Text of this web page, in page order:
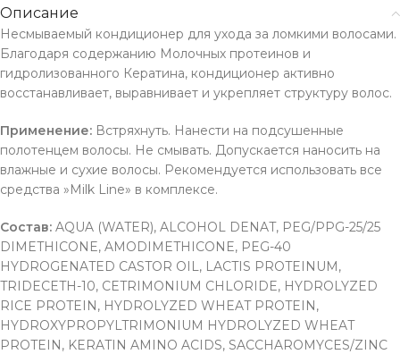
Описание
Несмываемый кондиционер для ухода за ломкими волосами.
Благодаря содержанию Молочных протеинов и
гидролизованного Кератина, кондиционер активно
восстанавливает, выравнивает и укрепляет структуру волос.
Применение: Встряхнуть. Нанести на подсушенные
полотенцем волосы. Не смывать. Допускается наносить на
влажные и сухие волосы. Рекомендуется использовать все
средства »Milk Line» в комплексе.
Состав: AQUA (WATER), ALCOHOL DENAT, PEG/PPG-25/25
DIMETHICONE, AMODIMETHICONE, PEG-40
HYDROGENATED CASTOR OIL, LACTIS PROTEINUM,
TRIDECETH-10, CETRIMONIUM CHLORIDE, HYDROLYZED
RICE PROTEIN, HYDROLYZED WHEAT PROTEIN,
HYDROXYPROPYLTRIMONIUM HYDROLYZED WHEAT
PROTEIN, KERATIN AMINO ACIDS, SACCHAROMYCES/ZINC